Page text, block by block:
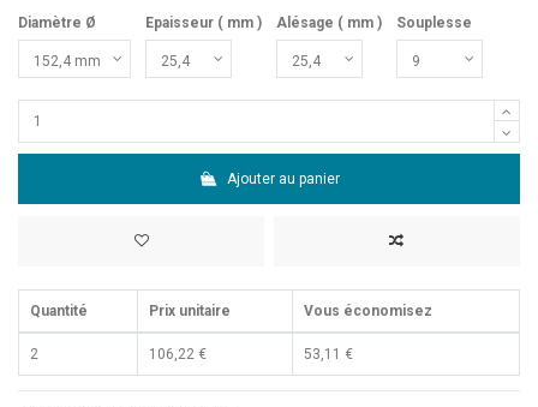
Diamètre Ø Epaisseur ( mm ) Alésage ( mm ) Souplesse
Ajouter au panier
Quantité Prix unitaire Vous économisez
2 106,22 € 53,11 €